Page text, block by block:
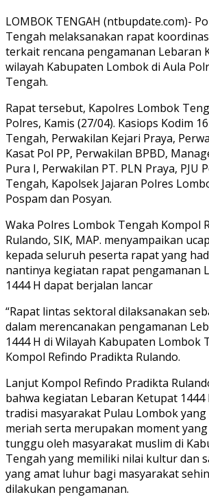
LOMBOK TENGAH (ntbupdate.com)-
Tengah melaksanakan rapat
terkait rencana pengamanan Lebaran
wilayah Kabupaten Lombok di Aula
Tengah.
Rapat tersebut, Kapolres Lombok
Polres, Kamis (27/04). Kasiops Kodim
Tengah, Perwakilan Kejari Praya,
Kasat Pol PP, Perwakilan BPBD,
Pura I, Perwakilan PT. PLN Praya, PJU
Tengah, Kapolsek Jajaran Polres
Pospam dan Posyan.
Waka Polres Lombok Tengah Kompol
Rulando, SIK, MAP. menyampaikan
kepada seluruh peserta rapat yang
nantinya kegiatan rapat pengamanan
1444 H dapat berjalan lancar
“Rapat lintas sektoral dilaksanakan
dalam merencanakan pengamanan
1444 H di Wilayah Kabupaten Lombok
Kompol Refindo Pradikta Rulando.
Lanjut Kompol Refindo Pradikta
bahwa kegiatan Lebaran Ketupat
tradisi masyarakat Pulau Lombok
meriah serta merupakan moment
tunggu oleh masyarakat muslim di
Tengah yang memiliki nilai kultur dan
yang amat luhur bagi masyarakat
dilakukan pengamanan.